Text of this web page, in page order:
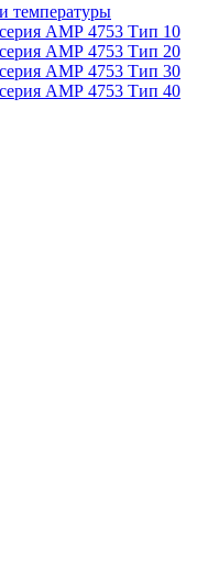
температуры
АМР 4753 Тип 10
АМР 4753 Тип 20
АМР 4753 Тип 30
АМР 4753 Тип 40